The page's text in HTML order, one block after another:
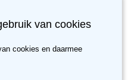
volgende tevreden klant?
met Aloe Vera 3
van cookies
cookies en daarmee